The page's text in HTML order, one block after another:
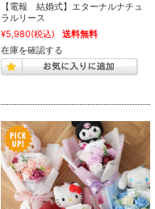
【電報 結婚式】エターナルナチュ
ラルリース
¥5,980(税込)
送料無料
在庫を確認する